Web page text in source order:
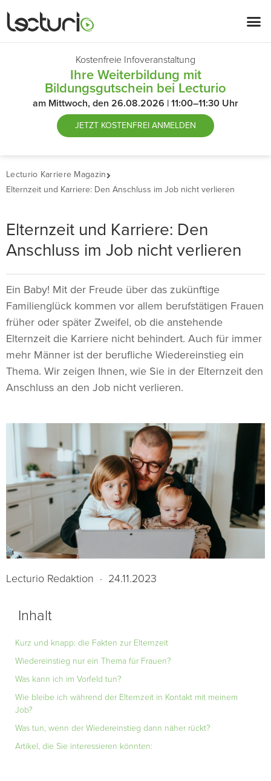
Kostenfreie Infoveranstaltung
Ihre Weiterbildung mit
Bildungsgutschein bei Lecturio
am Mittwoch, den 26.08.2026 | 11:00–11:30 Uhr
JETZT KOSTENFREI ANMELDEN
Lecturio Karriere Magazin
Elternzeit und Karriere: Den Anschluss im Job nicht verlieren
Elternzeit und Karriere: Den
Anschluss im Job nicht verlieren
Ein Baby! Mit der Freude über das zukünftige
Familienglück kommen vor allem berufstätigen Frauen
früher oder später Zweifel, ob die anstehende
Elternzeit die Karriere nicht behindert. Auch für immer
mehr Männer ist der berufliche Wiedereinstieg ein
Thema. Wir zeigen Ihnen, wie Sie in der Elternzeit den
Anschluss an den Job nicht verlieren.
Lecturio Redaktion · 24.11.2023
Inhalt
Kurz und knapp: die Fakten zur Elternzeit
Wiedereinstieg nur ein Thema für Frauen?
Was kann ich im Vorfeld tun?
Wie bleibe ich während der Elternzeit in Kontakt mit meinem
Job?
Was tun, wenn der Wiedereinstieg dann näher rückt?
Artikel, die Sie interessieren könnten: